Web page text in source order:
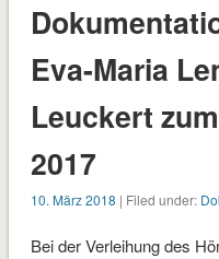
Eva-Maria
Leuckert
2017
10. März 2018 | Filed under:
Bei der Verleihung des